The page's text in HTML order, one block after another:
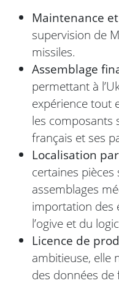
Maintenance
supervision de
missiles.
Assemblage
permettant à
expérience tout
les composants
français et ses
Localisation
certaines pièces
assemblages
importation des
l’ogive et du
Licence de
ambitieuse, elle
des données